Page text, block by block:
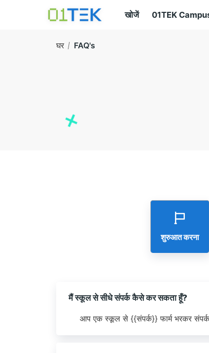
खोजें 01TEK
घर FAQ's
शुरुआत करना
मैं स्कूल से सीधे संपर्क कैसे कर सकता हूँ?
आप एक स्कूल से {{संपर्क}} फार्म भरकर संपर्क